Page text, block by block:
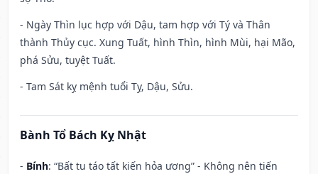
- Ngày Thìn lục hợp với Dậu, tam hợp với Tý và Thân
thành Thủy cục. Xung Tuất, hình Thìn, hình Mùi, hại Mão,
phá Sửu, tuyệt Tuất.
- Tam Sát kỵ mệnh tuổi Tỵ, Dậu, Sửu.
Bành Tổ Bách Kỵ Nhật
- Bính: “Bất tu táo tất kiến hỏa ương” - Không nên tiến